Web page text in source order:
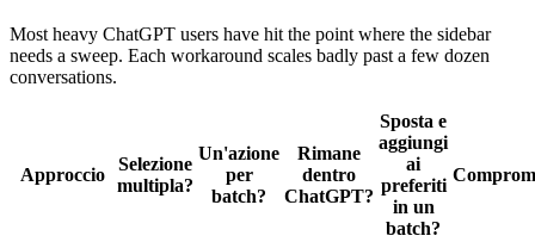
Most heavy ChatGPT users have hit the point where the sidebar
needs a sweep. Each workaround scales badly past a few dozen
conversations.
Approccio
Selezione
multipla?
Un'azione
per
batch?
Rimane
dentro
ChatGPT?
Sposta e
aggiungi
ai
preferiti
in un
batch?